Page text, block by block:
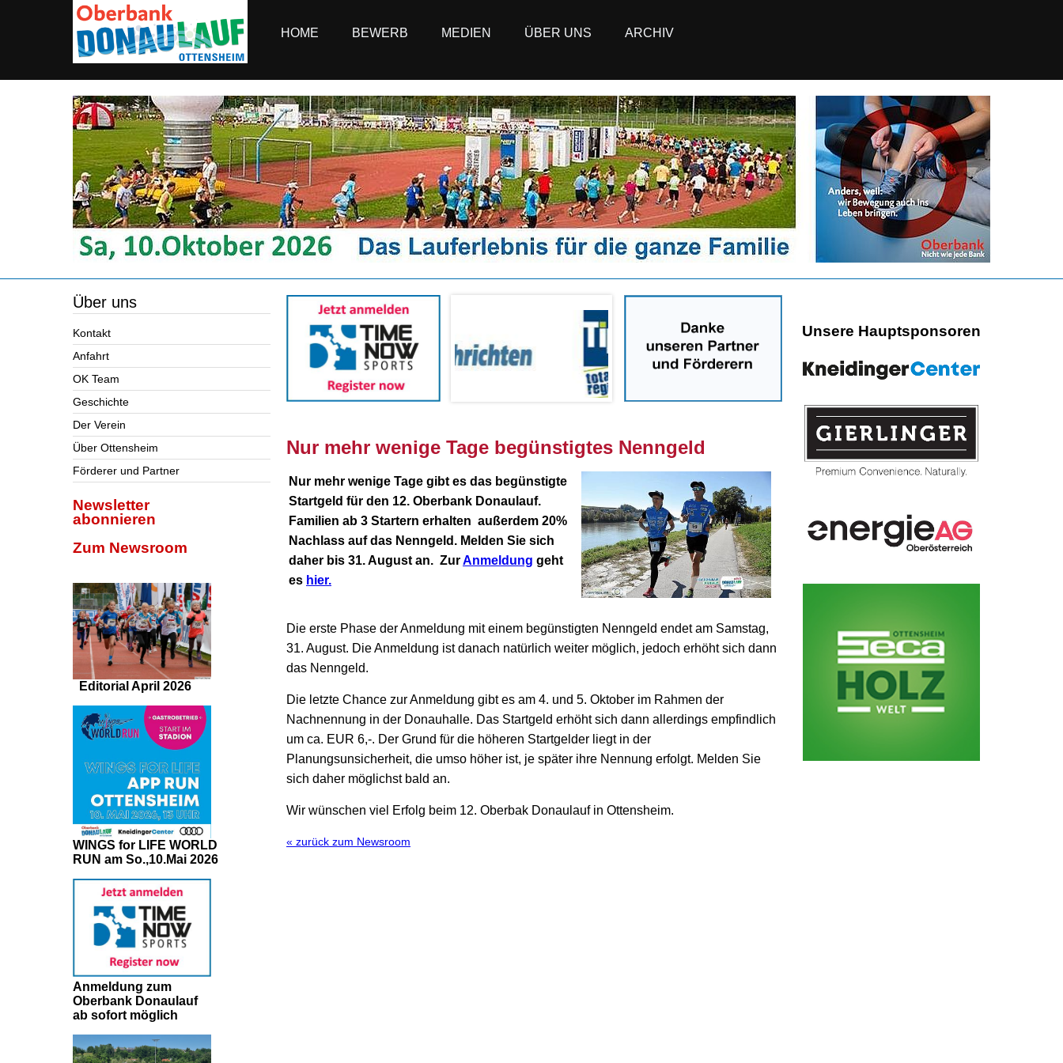
HOME BEWERB MEDIEN ÜBER UNS ARCHIV
Über uns
Kontakt
Anfahrt
OK Team
Geschichte
Der Verein
Über Ottensheim
Förderer und Partner
Newsletter
abonnieren
Zum Newsroom
Editorial April 2026
WINGS for LIFE WORLD
RUN am So.,10.Mai 2026
Anmeldung zum
Oberbank Donaulauf
ab sofort möglich
Nur mehr wenige Tage begünstigtes Nenngeld
Nur mehr wenige Tage gibt es das begünstigte
Startgeld für den 12. Oberbank Donaulauf.
Familien ab 3 Startern erhalten außerdem 20%
Nachlass auf das Nenngeld . Melden Sie sich
daher bis 31. August an. ZurAnmeldung geht
es hier.
Die erste Phase der Anmeldung mit einem begünstigten Nenngeld endet am Samstag,
31. August. Die Anmeldung ist danach natürlich weiter möglich, jedoch erhöht sich dann
das Nenngeld.
Die letzte Chance zur Anmeldung gibt es am 4. und 5. Oktober im Rahmen der
Nachnennung in der Donauhalle. Das Startgeld erhöht sich dann allerdings empfindlich
um ca. EUR 6,-. Der Grund für die höheren Startgelder liegt in der
Planungsunsicherheit, die umso höher ist, je später ihre Nennung erfolgt. Melden Sie
sich daher möglichst bald an.
Wir wünschen viel Erfolg beim 12. Oberbak Donaulauf in Ottensheim.
« zurück zum Newsroom
Unsere Hauptsponsoren